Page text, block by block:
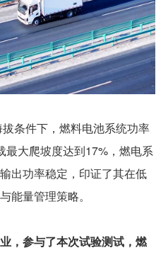
条件下，燃料电池系统功率
最大爬坡度达到17%，燃电系
出功率稳定，印证了其在低
能量管理策略。
，参与了本次试验测试，燃